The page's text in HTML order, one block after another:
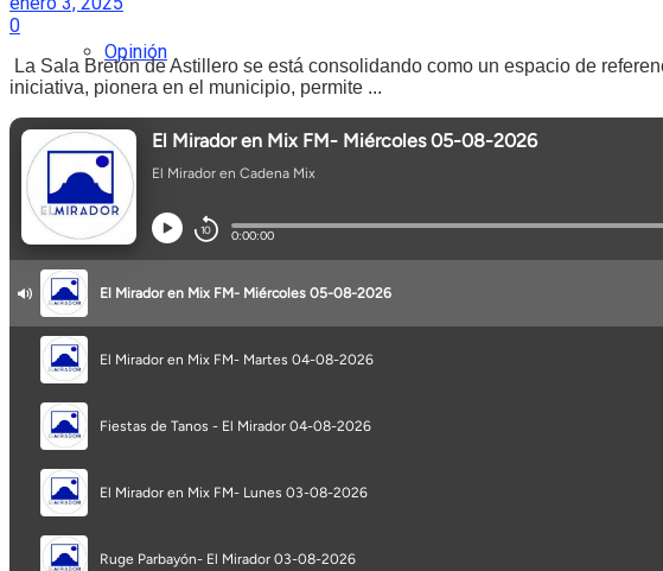
Opinión
Programa completo
Secciones
No Result
0
La Sala Bretón de Astillero se está consolidando como un espacio de
iniciativa, pionera en el municipio, permite ...